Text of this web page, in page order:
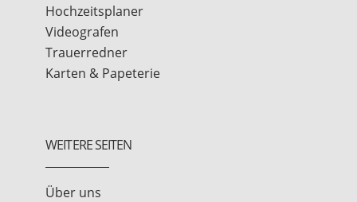
Hochzeitsplaner
Videografen
Trauerredner
Karten & Papeterie
WEITERE SEITEN
Über uns